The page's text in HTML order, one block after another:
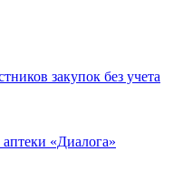
закупок без учета
«Диалога»